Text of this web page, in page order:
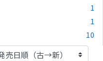
1
1
10